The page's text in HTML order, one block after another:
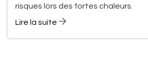
risques lors des fortes chaleurs.
Lire la suite